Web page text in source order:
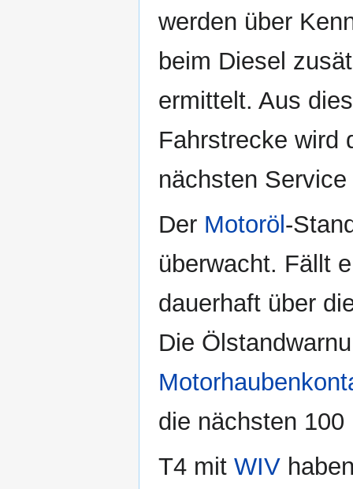
werden über
beim Diesel
ermittelt. Aus
Fahrstrecke wird
nächsten
Der Motoröl -
überwacht. Fällt
dauerhaft über
Die
die nächsten
T4 mit WIV